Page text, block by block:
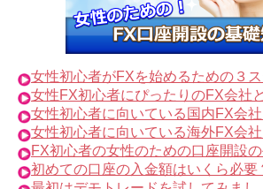
女性初心者がFXを始めるための３
女性FX初心者にぴったりのFX会社
女性初心者に向いている国内FX会社
女性初心者に向いている海外FX会社
FX初心者の女性のための口座開設
初めての口座の入金額はいくら必要